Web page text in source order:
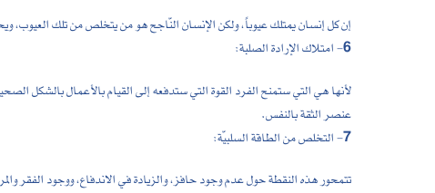
إن كل إنسان يمتلك عيوباً، ولكن الإنسان النّاجح هو من يتخلص من تلك العيوب،
6- امتلاك الإرادة الصلبة:
لأنها هي التي ستمنح الفرد القوة التي ستدفعه إلى القيام بالأعمال
عنصر الثقة بالنفس.
7- التخلص من الطاقة السلبيّة:
تتمحور هذه النقطة حول عدم وجود حافز، والزيادة في الاندفاع، ووجود